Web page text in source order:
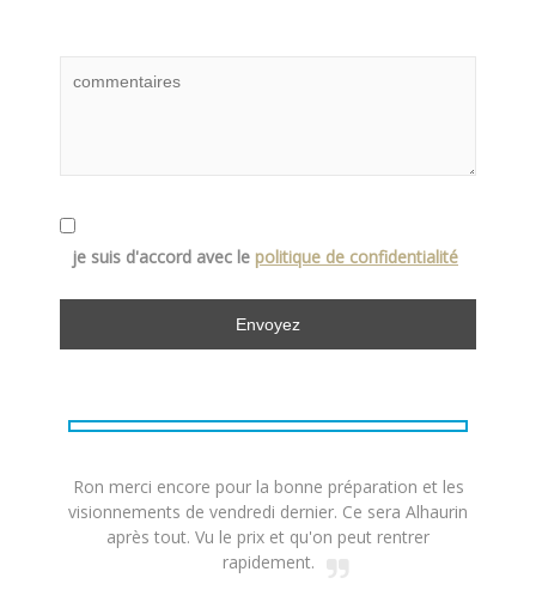
je suis d'accord avec le politique de confidentialité
Ron merci encore pour la bonne préparation et les
visionnements de vendredi dernier. Ce sera Alhaurin
après tout. Vu le prix et qu'on peut rentrer
rapidement.